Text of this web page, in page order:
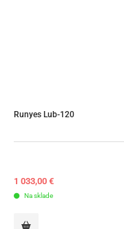
Runyes Lub-120
1 033,00 €
Na sklade